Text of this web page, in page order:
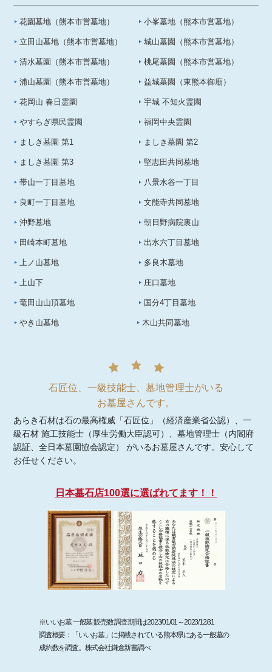
花園墓地（熊本市営墓地） 小峯墓地（熊本市営墓地）
立田山墓地（熊本市営墓地） 城山墓園（熊本市営墓地）
清水墓園（熊本市営墓地） 桃尾墓園（熊本市営墓地）
浦山墓園（熊本市営墓地） 益城墓園（東熊本御廟）
花岡山 春日霊園 宇城 不知火霊園
やすらぎ県民霊園 福岡中央霊園
ましき墓園 第1 ましき墓園 第2
ましき墓園 第3 堅志田共同墓地
帯山一丁目墓地 八景水谷一丁目
良町一丁目墓地 文能寺共同墓地
沖野墓地 朝日野病院裏山
田崎本町墓地 出水六丁目墓地
上ノ山墓地 多良木墓地
上山下 庄口墓地
竜田山山頂墓地 国分4丁目墓地
やき山墓地 木山共同墓地
石匠位、一級技能士、墓地管理士がいる
お墓屋さんです。
あらき石材は石の最高権威「石匠位」（経済産業省公認）、一
級石材 施工技能士（厚生労働大臣認可）、墓地管理士（内閣府
認証、全日本墓園協会認定） がいるお墓屋さんです。安心して
お任せください。
日本墓石店100選に選ばれてます！！
※いいお墓 一般墓 販売数 調査期間は2023/01/01～2023/12/31
調査概要：「いいお墓」に掲載されている熊本県にある一般墓の
成約数を調査。株式会社鎌倉新書調べ